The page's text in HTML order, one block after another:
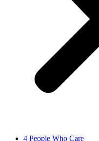
4 People Who Care